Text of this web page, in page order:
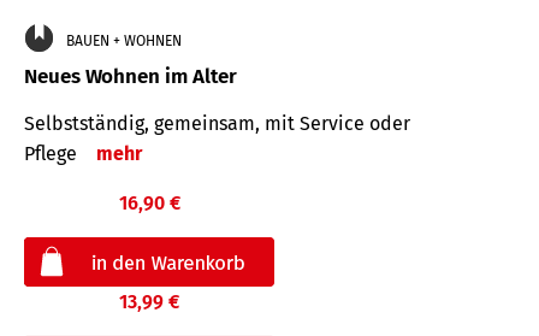
BAUEN + WOHNEN
Neues Wohnen im Alter
Selbstständig, gemeinsam, mit Service oder
Pflege
mehr
16,90 €
13,99 €